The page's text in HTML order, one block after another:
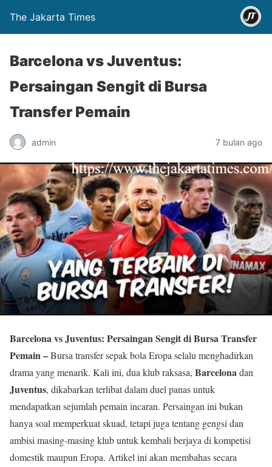
The Jakarta Times
Barcelona vs Juventus:
Persaingan Sengit di Bursa
Transfer Pemain
admin 7 bulan ago
Barcelona vs Juventus: Persaingan Sengit di Bursa Transfer
Pemain –Bursa transfer sepak bola Eropa selalu menghadirkan
drama yang menarik. Kali ini, dua klub raksasa, Barcelonadan
Juventus, dikabarkan terlibat dalam duel panas untuk
mendapatkan sejumlah pemain incaran. Persaingan ini bukan
hanya soal memperkuat skuad, tetapi juga tentang gengsi dan
ambisi masing-masing klub untuk kembali berjaya di kompetisi
domestik maupun Eropa. Artikel ini akan membahas secara